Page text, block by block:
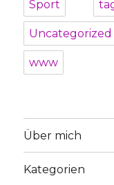
Sport
Uncategorized
www
Über mich
Kategorien